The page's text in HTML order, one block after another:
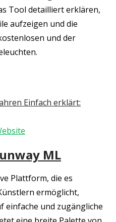
Tool detailliert erklären,
aufzeigen und die
und der
ML
Plattform, die es
ermöglicht,
einfache und zugängliche